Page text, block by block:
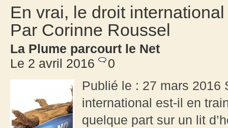
En vrai, le droit
Par Corinne Roussel
La Plume parcourt le Net
Le 2 avril 2016
0
Publié le : 27 mars 2016
international est-il en
quelque part sur un lit